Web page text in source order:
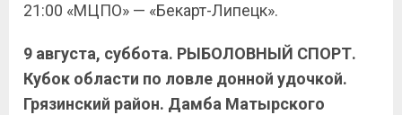
21:00 «МЦПО» — «Бекарт-Липецк».
9 августа, суббота. РЫБОЛОВНЫЙ СПОРТ.
Кубок области по ловле донной удочкой.
Грязинский район. Дамба Матырского